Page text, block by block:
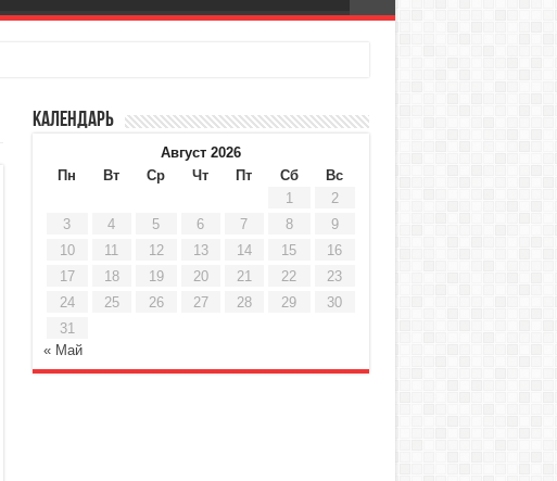
Календарь
Август 2026
Пн
Вт Ср Чт Пт Сб
Вс
1
2
3
4 5 6 7 8
9
10
11 12 13 14 15
16
17
18 19 20 21 22
23
24
25 26 27 28 29
30
31
« Май